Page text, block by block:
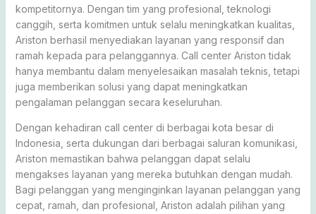
kompetitornya. Dengan tim yang profesional, teknologi
canggih, serta komitmen untuk selalu meningkatkan kualitas,
Ariston berhasil menyediakan layanan yang responsif dan
ramah kepada para pelanggannya. Call center Ariston tidak
hanya membantu dalam menyelesaikan masalah teknis, tetapi
juga memberikan solusi yang dapat meningkatkan
pengalaman pelanggan secara keseluruhan.
Dengan kehadiran call center di berbagai kota besar di
Indonesia, serta dukungan dari berbagai saluran komunikasi,
Ariston memastikan bahwa pelanggan dapat selalu
mengakses layanan yang mereka butuhkan dengan mudah.
Bagi pelanggan yang menginginkan layanan pelanggan yang
cepat, ramah, dan profesional, Ariston adalah pilihan yang